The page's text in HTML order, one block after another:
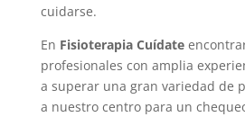
cuidarse.
En Fisioterapia Cuídate
profesionales con amplia
a superar una gran variedad de
a nuestro centro para un